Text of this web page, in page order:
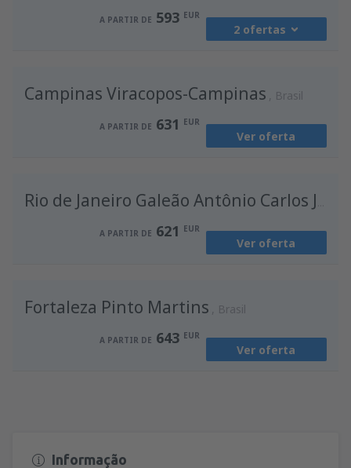
A PARTIR DE 593 EUR
2 ofertas
A PARTIR DE 593EUR
Porto, Francisco Sá Carneiro (OPO)
Campinas Viracopos-Campinas Brasil
A PARTIR DE 631 EUR
Ver oferta
A PARTIR DE 621 EUR
Ver oferta
Fortaleza Pinto Martins Brasil
A PARTIR DE 643 EUR
Ver oferta
Informação